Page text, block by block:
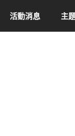
活動消息 主